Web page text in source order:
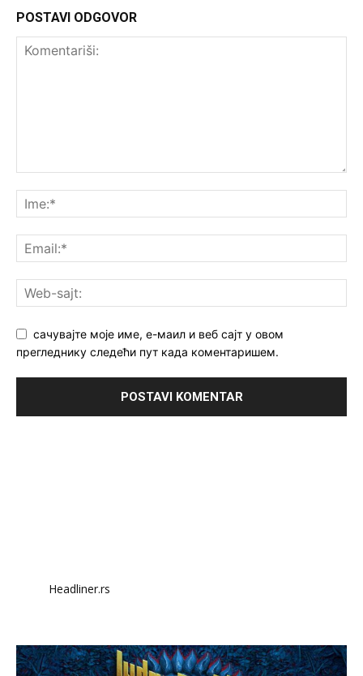
POSTAVI ODGOVOR
сачувајте моје име, е-маил и веб сајт у овом
прегледнику следећи пут када коментаришем.
Headliner.rs